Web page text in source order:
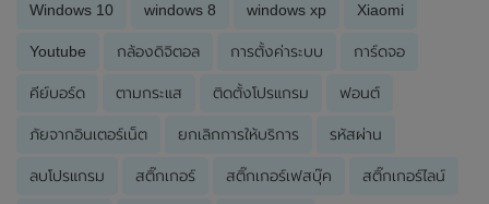
Windows 10 windows 8 windows xp Xiaomi
Youtube กล้องดิจิตอล การตั้งค่าระบบ การ์ดจอ
คีย์บอร์ด ตามกระแส ติดตั้งโปรแกรม ฟอนต์
ภัยจากอินเตอร์เน็ต ยกเลิกการให้บริการ รหัสผ่าน
ลบโปรแกรม สติ๊กเกอร์ สติ๊กเกอร์เฟสบุ๊ค สติ๊กเกอร์ไลน์